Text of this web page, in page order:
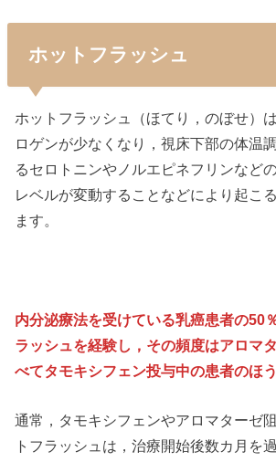
ホットフラッシュ
ホットフラッシュ（ほてり，のぼせ）
ロゲンが少なくなり，視床下部の体温
るセロトニンやノルエピネフリンなど
レベルが変動することなどにより起こ
ます。
内分泌療法を受けている乳癌患者の50
ラッシュを経験し，その頻度はアロマ
べてタモキシフェン投与中の患者のほ
通常，タモキシフェンやアロマターゼ
トフラッシュは，治療開始後数カ月を